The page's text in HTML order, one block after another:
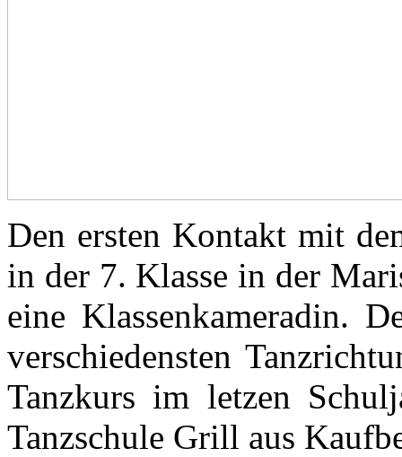
Den ersten Kontakt mit
in der 7. Klasse in der
eine Klassenkameradin.
verschiedensten
Tanzkurs im letzen
Tanzschule Grill aus